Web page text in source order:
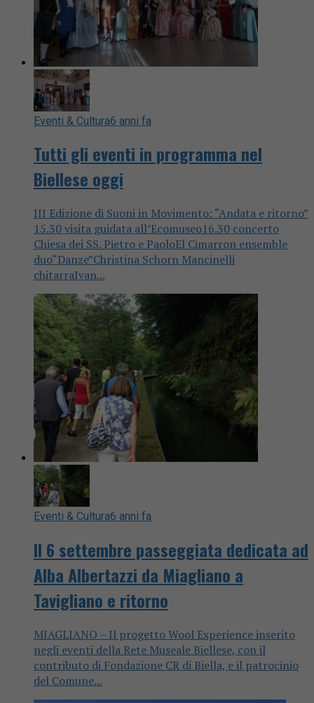
Eventi & Cultura6 anni fa
Tutti gli eventi in programma nel
Biellese oggi
III Edizione di Suoni in Movimento: “Andata e ritorno”
15.30 visita guidata all’Ecomuseo16.30 concerto
Chiesa dei SS. Pietro e PaoloEl Cimarron ensemble
duo“Danze”Christina Schorn Mancinelli
chitarraIvan...
Eventi & Cultura6 anni fa
Il 6 settembre passeggiata dedicata ad
Alba Albertazzi da Miagliano a
Tavigliano e ritorno
MIAGLIANO – Il progetto Wool Experience inserito
negli eventi della Rete Museale Biellese, con il
contributo di Fondazione CR di Biella, e il patrocinio
del Comune...